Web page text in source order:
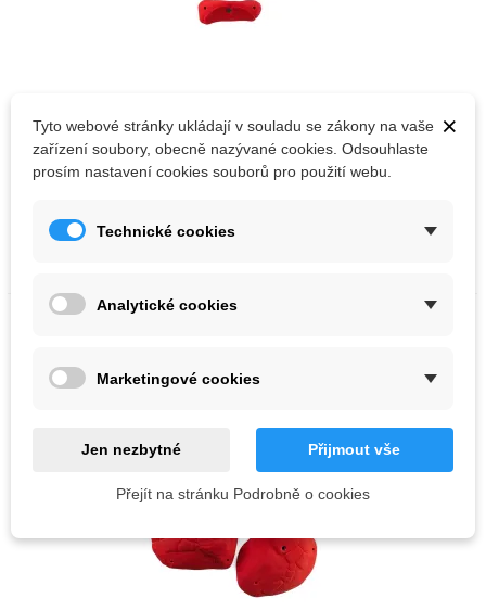
Fontaineblocz Carnarge
7 142,36 Kč
PŘIDAT DO KOŠÍKU
×
Tyto webové stránky ukládají v souladu se zákony na vaše
zařízení soubory, obecně nazývané cookies. Odsouhlaste
prosím nastavení cookies souborů pro použití webu.
Technické cookies
Analytické cookies
Marketingové cookies
Jen nezbytné Přijmout vše
Přejít na stránku Podrobně o cookies